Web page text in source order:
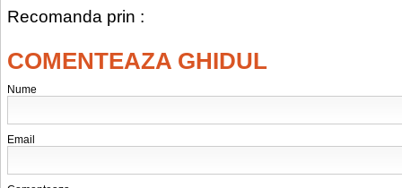
Recomanda prin :
COMENTEAZA GHIDUL
Nume
Email